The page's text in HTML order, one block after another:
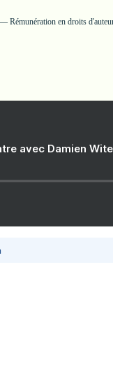
Rémunération en droits
avec Damien